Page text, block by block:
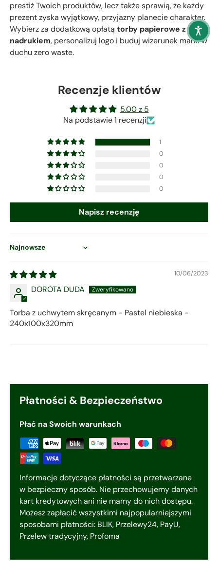
prestiż Twoich produktów, lecz także sprawią, że każdy
prezent zyska wyjątkowy, przyjazny planecie charakter.
Wybierz za dodatkową opłatą torby papierowe z
nadrukiem, personalizuj logo i buduj wizerunek marki w
duchu zero waste.
Recenzje klientów
5.00 z 5
Na podstawie 1 recenzji
1
0
0
0
0
Napisz recenzję
Sort by
10/06/2023
DOROTA DUDA
Torba z uchwytem skręcanym - Pastel niebieska -
240x100x320mm
Płatności & Bezpieczeństwo
Płać na Swoich warunkach
Informacje dotyczące płatności są przetwarzane
w bezpieczny sposób. Nie przechowujemy danych
kart kredytowych ani nie mamy do nich dostępu.
Możesz zapłacić wszystkimi najpopularniejszymi
sposobami płatności: BLIK, Przelewy24, PayU,
Przelew tradycyjny, Profoma